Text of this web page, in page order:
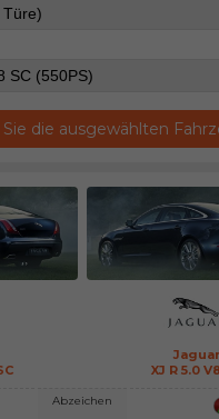
die ausgewählten
Jaguar
XJ R 5.0
Abzeichen